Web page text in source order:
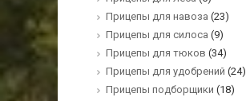
Прицепы для навоза (23)
Прицепы для силоса (9)
Прицепы для тюков (34)
Прицепы для удобрений (24)
Прицепы подборщики (18)